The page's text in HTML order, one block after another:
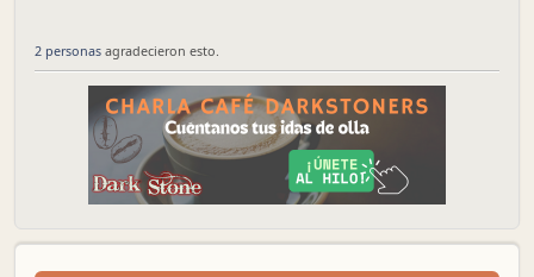
2 personas agradecieron esto.